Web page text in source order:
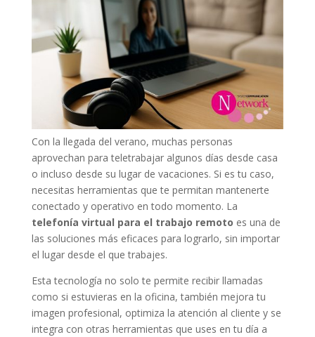
Con la llegada del verano, muchas personas
aprovechan para teletrabajar algunos días desde casa
o incluso desde su lugar de vacaciones. Si es tu caso,
necesitas herramientas que te permitan mantenerte
conectado y operativo en todo momento. La
telefonía virtual para el trabajo remoto es una de
las soluciones más eficaces para lograrlo, sin importar
el lugar desde el que trabajes.
Esta tecnología no solo te permite recibir llamadas
como si estuvieras en la oficina, también mejora tu
imagen profesional, optimiza la atención al cliente y se
integra con otras herramientas que uses en tu día a